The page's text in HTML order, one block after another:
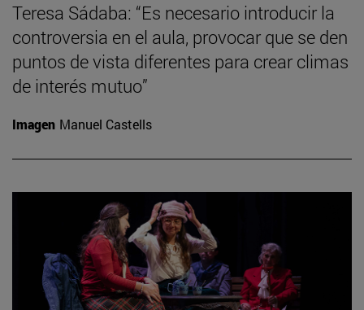
Teresa Sádaba: “Es necesario introducir la
controversia en el aula, provocar que se den
puntos de vista diferentes para crear climas
de interés mutuo”
Imagen Manuel Castells